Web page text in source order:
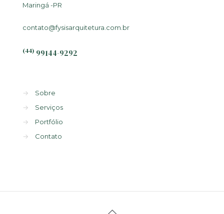
Maringá -PR
contato@fysisarquitetura.com.br
(44) 99144-9292
→
Sobre
→
Serviços
→
Portfólio
→
Contato